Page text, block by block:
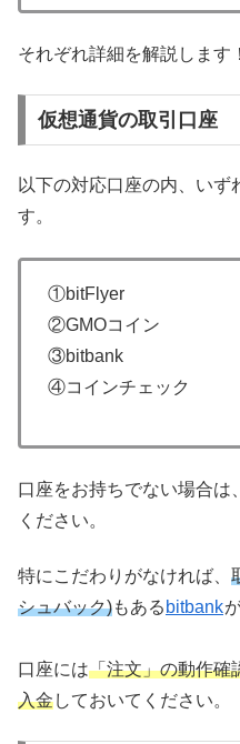
それぞれ詳細を解説します！
仮想通貨の取引口座
以下の対応口座の内、い
す。
①bitFlyer
②GMOコイン
③bitbank
④コインチェック
口座をお持ちでない場合は
ください。
特にこだわりがなければ、
シュバック)もある bitbank
口座には「注文」の動作確
入金しておいてください。